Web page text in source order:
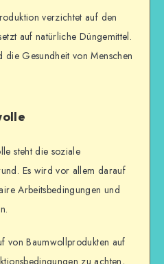
verzichtet auf den
auf natürliche Düngemittel.
die Gesundheit von Menschen
steht die soziale
Es wird vor allem darauf
Arbeitsbedingungen und
von Baumwollprodukten auf